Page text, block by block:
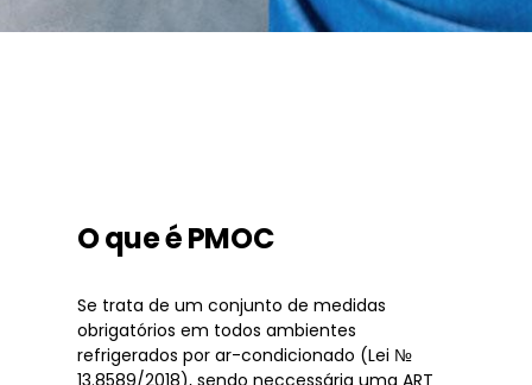
O que é PMOC
Se trata de um conjunto de medidas
obrigatórios em todos ambientes
refrigerados por ar-condicionado (Lei №
13.8589/2018), sendo neccessária uma ART